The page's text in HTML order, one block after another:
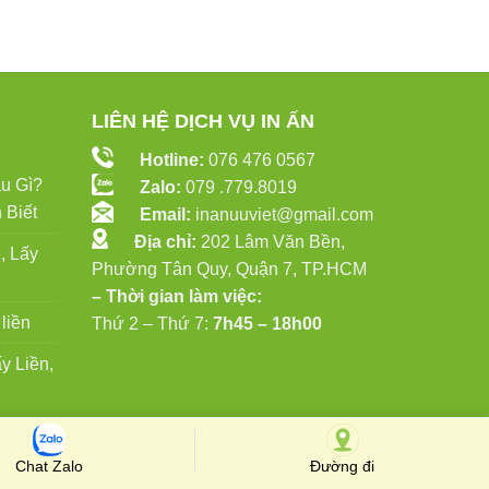
Gì?
Biết
Lấy
Liền,
LIÊN HỆ DỊCH VỤ IN ẤN
Hotline: 076 476 0567
Zalo: 079 .779.8019
Email: inanuuviet@gmail.com
Địa chỉ: 202 Lâm Văn Bền,
Phường Tân Quy, Quận 7, TP.HCM
– Thời gian làm việc:
Thứ 2 – Thứ 7: 7h45 – 18h00
Chat Zalo Đường đi